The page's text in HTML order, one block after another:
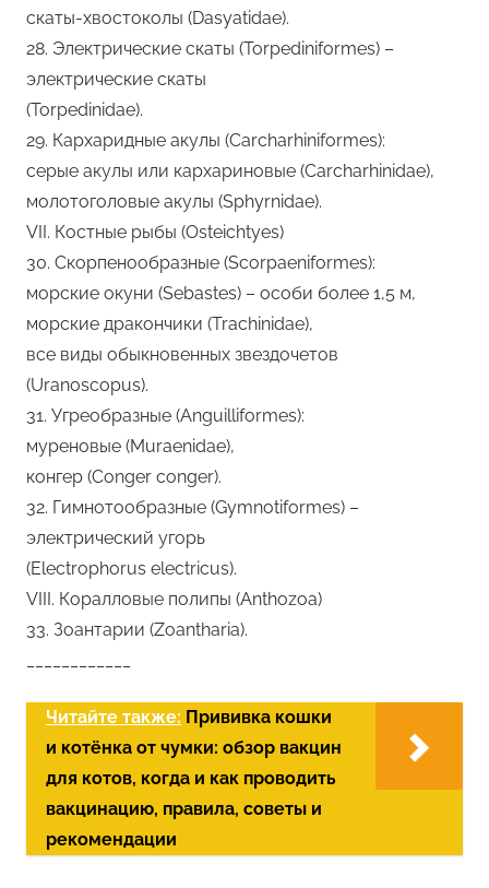
скаты-хвостоколы (Dasyatidae).
28. Электрические скаты (Torpediniformes) –
электрические скаты
(Torpedinidae).
29. Кархаридные акулы (Carcharhiniformes):
серые акулы или кархариновые (Carcharhinidae),
молотоголовые акулы (Sphyrnidae).
VII. Костные рыбы (Osteichtyes)
30. Скорпенообразные (Scorpaeniformes):
морские окуни (Sebastes) – особи более 1,5 м,
морские дракончики (Trachinidae),
все виды обыкновенных звездочетов
(Uranoscopus).
31. Угреобразные (Anguilliformes):
муреновые (Muraenidae),
конгер (Conger conger).
32. Гимнотообразные (Gymnotiformes) –
электрический угорь
(Electrophorus electricus).
VIII. Коралловые полипы (Anthozoa)
33. Зоантарии (Zoantharia).
Читайте также: Прививка кошки
и котёнка от чумки: обзор вакцин
для котов, когда и как проводить
вакцинацию, правила, советы и
рекомендации